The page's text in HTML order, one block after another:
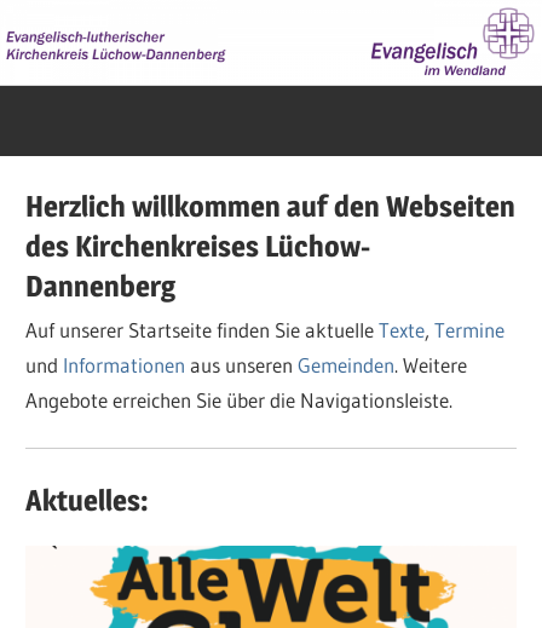
Inhalt
springen
Herzlich willkommen auf den Webseiten
des Kirchenkreises Lüchow-
Dannenberg
Auf unserer Startseite finden Sie aktuelleTexte,Termine
und Informationen aus unserenGemeinden. Weitere
Angebote erreichen Sie über die Navigationsleiste.
Aktuelles: